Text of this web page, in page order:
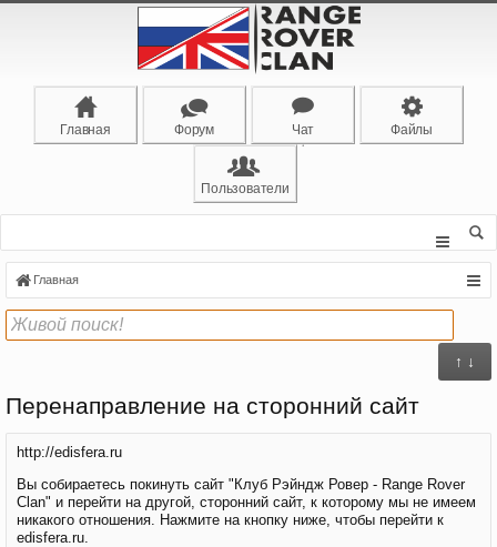
Главная Форум Чат Файлы
Пользователи
Главная
↑ ↓
Перенаправление на сторонний сайт
http://edisfera.ru
Вы собираетесь покинуть сайт "Клуб Рэйндж Ровер - Range Rover
Clan" и перейти на другой, сторонний сайт, к которому мы не имеем
никакого отношения. Нажмите на кнопку ниже, чтобы перейти к
edisfera.ru.